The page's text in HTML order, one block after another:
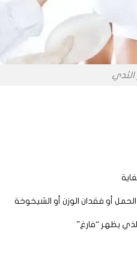
أو فقدان الوزن أو الشيخوخة
يظهر “فارغ”